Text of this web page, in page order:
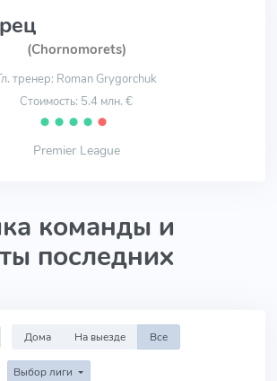
(Chornomorets)
тренер: Roman Grygorchuk
Стоимость: 5.4 млн. €
⬤ ⬤ ⬤ ⬤ ⬤
Premier League
команды и
последних
Дома На выезде Все
Выбор лиги